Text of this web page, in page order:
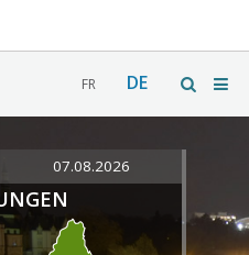
FR DE
07.08.2026